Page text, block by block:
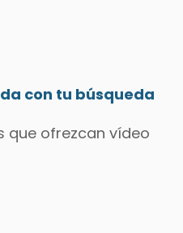
con tu búsqueda
que ofrezcan vídeo